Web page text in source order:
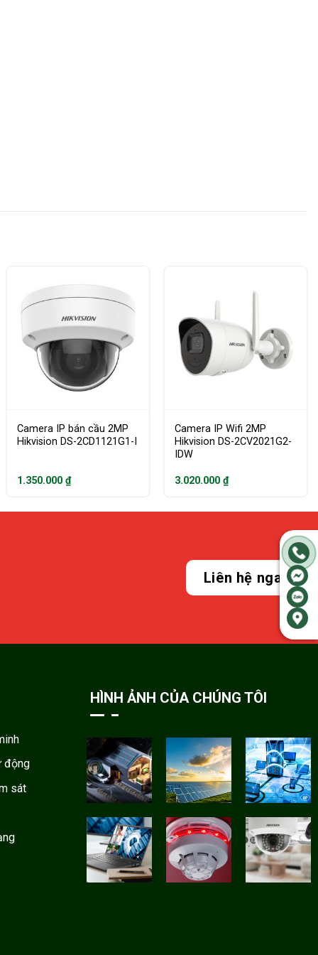
Camera IP bán cầu 2MP
Hikvision DS-2CD1121G1-I
1.350.000₫
Camera IP Wifi 2MP
Hikvision DS-2CV2021G2-
IDW
3.020.000₫
Liên hệ ngay
động
sát
HÌNH ẢNH CỦA CHÚNG TÔI